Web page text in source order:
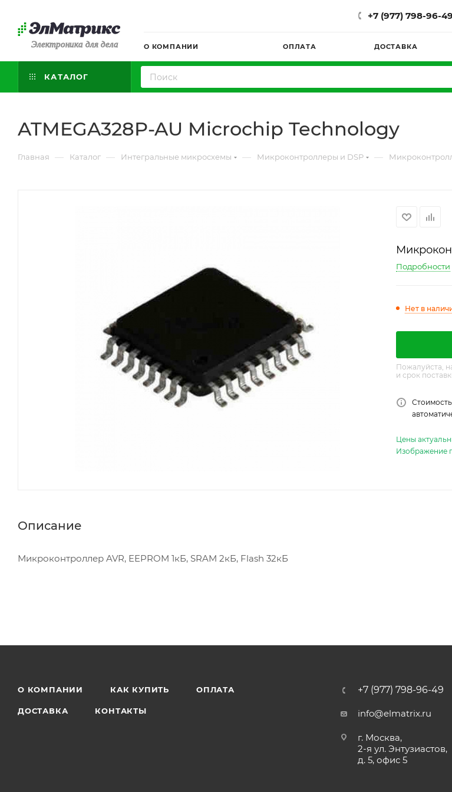
Электроника для дела
+7 (977) 798-96-49
О КОМПАНИИ ОПЛАТА ДОСТАВКА
КАТАЛОГ
ATMEGA328P-AU Microchip Technology
Главная — Каталог — Интегральные микросхемы — Микроконтроллеры и DSP —
Подробности
Нет в
Пожалуйста,
и срок
Цены
Изображение
Описание
Микроконтроллер AVR, EEPROM 1кБ, SRAM 2кБ, Flash 32кБ
О КОМПАНИИ КАК КУПИТЬ ОПЛАТА
ДОСТАВКА КОНТАКТЫ
+7 (977) 798-96-49
info@elmatrix.ru
г. Москва,
2-я ул. Энтузиастов,
д. 5, офис 5